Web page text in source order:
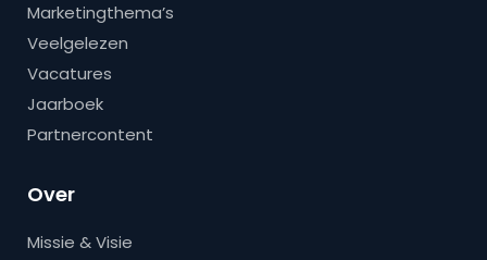
Marketingthema’s
Veelgelezen
Vacatures
Jaarboek
Partnercontent
Over
Missie & Visie